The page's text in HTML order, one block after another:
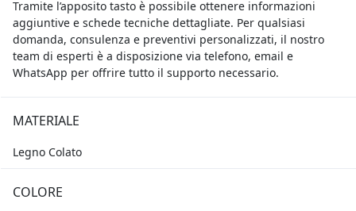
Tramite l’apposito tasto è possibile ottenere informazioni
aggiuntive e schede tecniche dettagliate. Per qualsiasi
domanda, consulenza e preventivi personalizzati, il nostro
team di esperti è a disposizione via telefono, email e
WhatsApp per offrire tutto il supporto necessario.
MATERIALE
Legno Colato
COLORE